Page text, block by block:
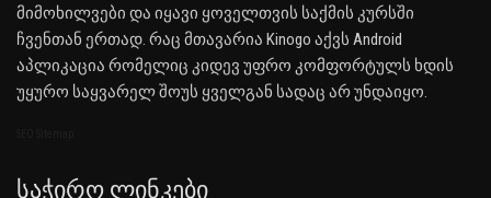
მიმოხილვები და იყავი ყოველთვის საქმის კურსში
ჩვენთან ერთად. რაც მთავარია Kinogo აქვს Android
აპლიკაცია რომელიც კიდევ უფრო კომფორტულს ხდის
უყურო საყვარელ შოუს ყველგან სადაც არ უნდაიყო.
Საჭირო Ლინკები